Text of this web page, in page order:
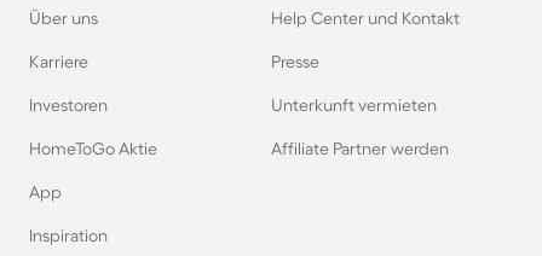
Ferienhäuser mit Pool auf Fehmarn
Ferienhäuser mit Pool in Büsum
Über uns
Karriere
Investoren
HomeToGo Aktie
App
Inspiration
Help Center und Kontakt
Presse
Unterkunft vermieten
Affiliate Partner werden